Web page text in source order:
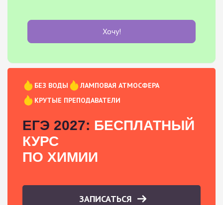
Хочу!
БЕЗ ВОДЫ
ЛАМПОВАЯ АТМОСФЕРА
КРУТЫЕ ПРЕПОДАВАТЕЛИ
ЕГЭ 2027: БЕСПЛАТНЫЙ
КУРС
ПО ХИМИИ
ЗАПИСАТЬСЯ